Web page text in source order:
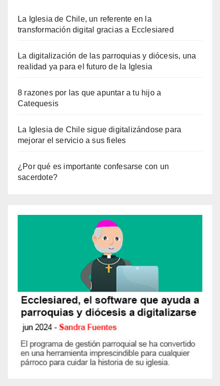
La Iglesia de Chile, un referente en la
transformación digital gracias a Ecclesiared
La digitalización de las parroquias y diócesis, una
realidad ya para el futuro de la Iglesia
8 razones por las que apuntar a tu hijo a
Catequesis
La Iglesia de Chile sigue digitalizándose para
mejorar el servicio a sus fieles
¿Por qué es importante confesarse con un
sacerdote?